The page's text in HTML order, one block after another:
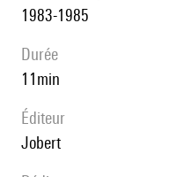
1983-1985
durée
11min
éditeur
Jobert